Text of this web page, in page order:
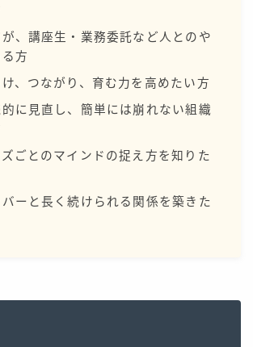
、講座生・業務委託など人とのや
方
、つながり、育む力を高めたい方
に見直し、簡単には崩れない組織
ごとのマインドの捉え方を知りた
ーと長く続けられる関係を築きた